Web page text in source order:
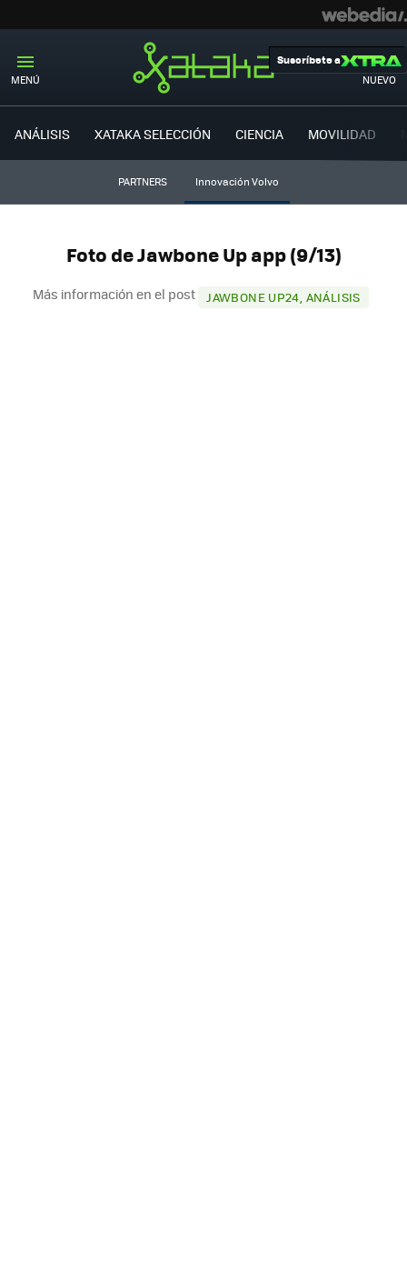
MENÚ NUEVO
Suscríbete a
ANÁLISIS XATAKA SELECCIÓN CIENCIA MOVILIDAD
PARTNERS Innovación Volvo
Foto de Jawbone Up app (9/13)
Más información en el post JAWBONE UP24, ANÁLISIS